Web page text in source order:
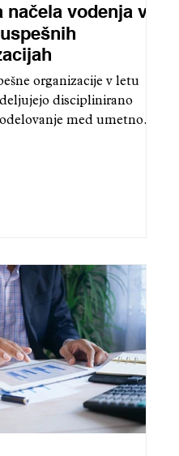
načela vodenja v
organizacije v letu
disciplinirano
med umetno
negotovosti.